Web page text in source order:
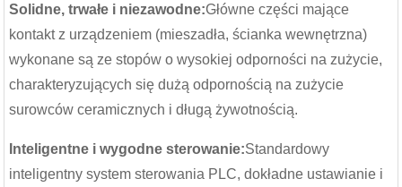
Solidne, trwałe i niezawodne:Główne części mające
kontakt z urządzeniem (mieszadła, ścianka wewnętrzna)
wykonane są ze stopów o wysokiej odporności na zużycie,
charakteryzujących się dużą odpornością na zużycie
surowców ceramicznych i długą żywotnością.
Inteligentne i wygodne sterowanie:Standardowy
inteligentny system sterowania PLC, dokładne ustawianie i